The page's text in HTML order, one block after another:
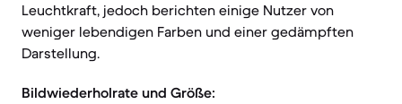
Leuchtkraft, jedoch berichten einige Nutzer von
weniger lebendigen Farben und einer gedämpften
Darstellung.
Bildwiederholrate und Größe: